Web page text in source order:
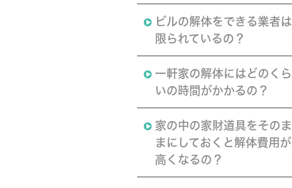
ビルの解体をできる業者は
限られているの？
一軒家の解体にはどのくら
いの時間がかかるの？
家の中の家財道具をそのま
まにしておくと解体費用が
高くなるの？